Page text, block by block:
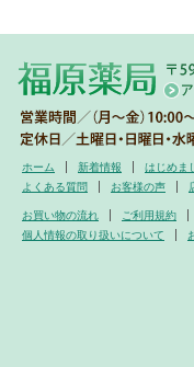
ホーム 新着情報 はじめま
よくある質問
お客様の声
お買い物の流れ ご利用規約
個人情報の取り扱いについて